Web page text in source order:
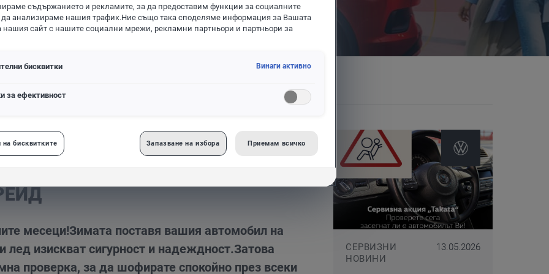
за налични резервни
желания модел
месеци!Зимата поставя вашия автомобил на
лед изискват сигурност и надеждност.Затова
проверка, за да шофирате спокойно през всеки
СЕРВИЗНИ
НОВИНИ
13.05.2026
съдържанието и рекламите, за да предоставим функции за социалните
анализираме нашия трафик.Ние също така споделяме информация за Вашата
нашия сайт с нашите социални мрежи, рекламни партньори и партньори за
бисквитки Винаги активно
за ефективност
бисквитките Запазване на избора Приемам всичко